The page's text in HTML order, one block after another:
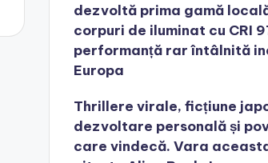
dezvoltă prima gamă
corpuri de iluminat cu CRI
performanță rar întâlnită
Europa
Thrillere virale, ficțiune
dezvoltare personală și
care vindecă. Vara